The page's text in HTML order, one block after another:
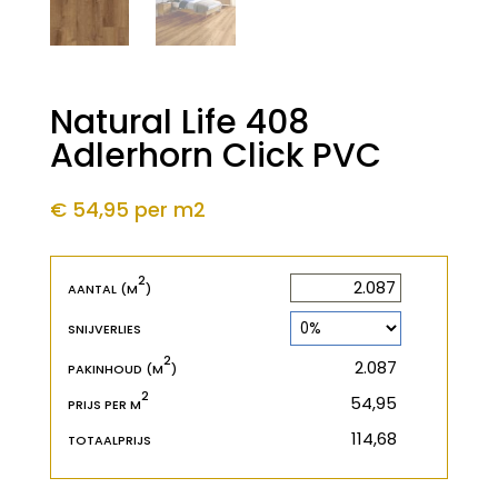
Natural Life 408
Adlerhorn Click PVC
€ 54,95 per m2
AANTAL (M
2
)
SNIJVERLIES
PAKINHOUD (M
2
)
PRIJS PER M
2
TOTAALPRIJS